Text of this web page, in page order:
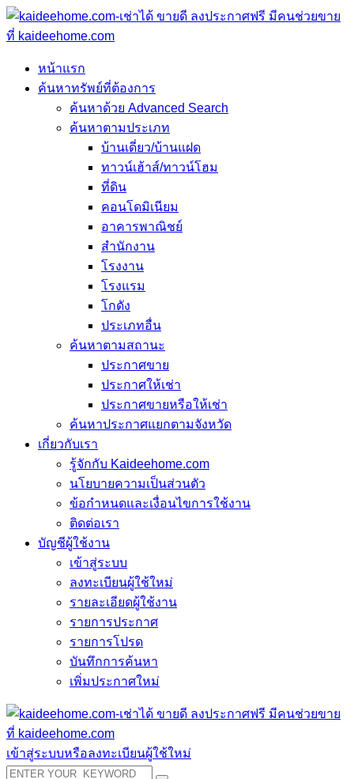
หน้าแรก
ค้นหาทรัพย์ที่ต้องการ
ค้นหาด้วย Advanced Search
ค้นหาตามประเภท
บ้านเดี่ยว/บ้านแฝด
ทาวน์เฮ้าส์/ทาวน์โฮม
ที่ดิน
คอนโดมิเนียม
อาคารพาณิชย์
สำนักงาน
โรงงาน
โรงแรม
โกดัง
ประเภทอื่น
ค้นหาตามสถานะ
ประกาศขาย
ประกาศให้เช่า
ประกาศขายหรือให้เช่า
ค้นหาประกาศแยกตามจังหวัด
เกี่ยวกับเรา
รู้จักกับ Kaideehome.com
นโยบายความเป็นส่วนตัว
ข้อกำหนดและเงื่อนไขการใช้งาน
ติดต่อเรา
บัญชีผู้ใช้งาน
เข้าสู่ระบบ
ลงทะเบียนผู้ใช้ใหม่
รายละเอียดผู้ใช้งาน
รายการประกาศ
รายการโปรด
บันทึกการค้นหา
เพิ่มประกาศใหม่
เข้าสู่ระบบหรือลงทะเบียนผู้ใช้ใหม่